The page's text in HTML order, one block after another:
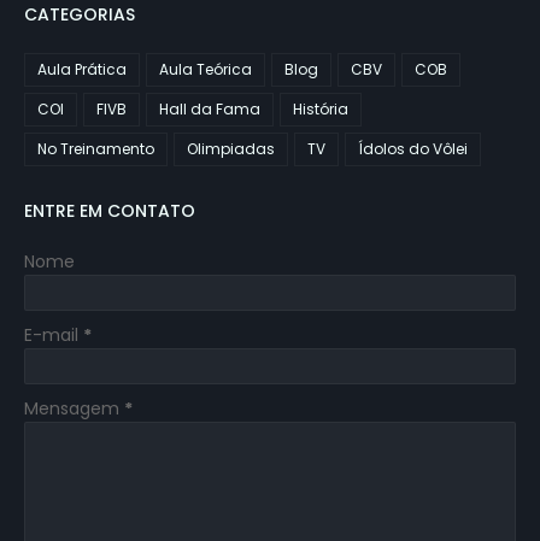
CATEGORIAS
Aula Prática Aula Teórica Blog CBV
COB
COI
FIVB Hall da Fama
História
No Treinamento
Olimpiadas TV Ídolos do Vôlei
ENTRE EM CONTATO
Nome
E-mail *
Mensagem *